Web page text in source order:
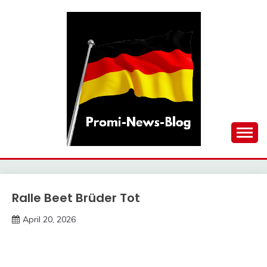
PROMI-NEWS-BLOG
Trends
Ralle Beet Brüder Tot
April 20, 2026